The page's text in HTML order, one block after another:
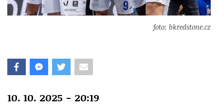
foto: bkredstone.cz
10. 10. 2025 - 20:19